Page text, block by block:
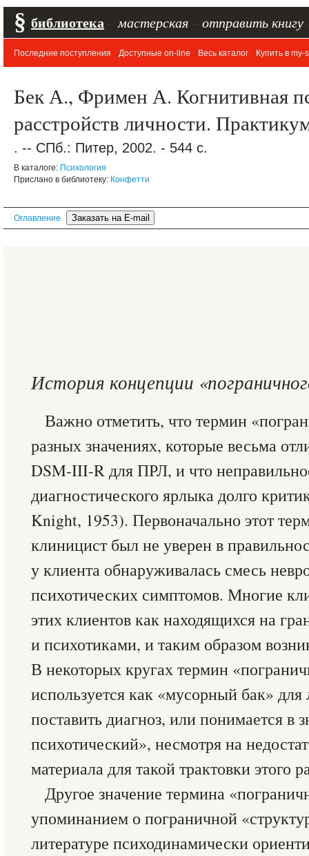
§ библиотека мастерская отправить книгу
Последние поступления Доступные on-line Весь каталог Купить в my-
Бек А., Фримен А. Когнитивная
расстройств личности.
. -- СПб.: Питер, 2002. - 544 с.
В каталоге: Психология
Прислано в библиотеку: Конфетти
Оглавление
История концепции
Важно отметить, что термин
разных значениях, которые весьма
DSM-III-R для ПРЛ, и что
диагностического ярлыка долго
Knight, 1953). Первоначально этот
клиницист был не уверен в
у клиента обнаруживалась смесь
психотических симптомов. Многие
этих клиентов как находящихся на
и психотиками, и таким образом
В некоторых кругах термин
используется как «мусорный бак»
поставить диагноз, или понимается в
психотический», несмотря на
материала для такой трактовки этого
Другое значение термина
упоминанием о пограничной
литературе психодинамически